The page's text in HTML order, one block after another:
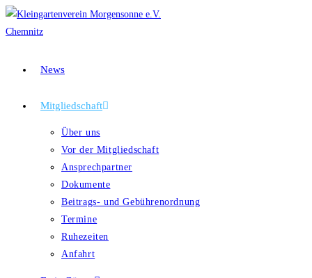
Zum
Inhalt
News
Mitgliedschaft
Über uns
Vor der Mitgliedschaft
Ansprechpartner
Dokumente
Beitrags- und Gebührenordnung
Termine
Ruhezeiten
Anfahrt